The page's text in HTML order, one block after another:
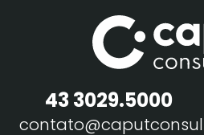
43 3029.5000